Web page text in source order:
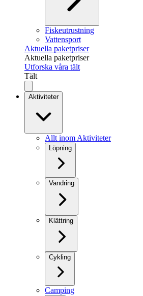
Fiskeutrustning
Vattensport
Aktuella paketpriser
Aktuella paketpriser
Utforska våra tält
Tält
Aktiviteter
Allt inom Aktiviteter
Löpning
Vandring
Klättring
Cykling
Camping